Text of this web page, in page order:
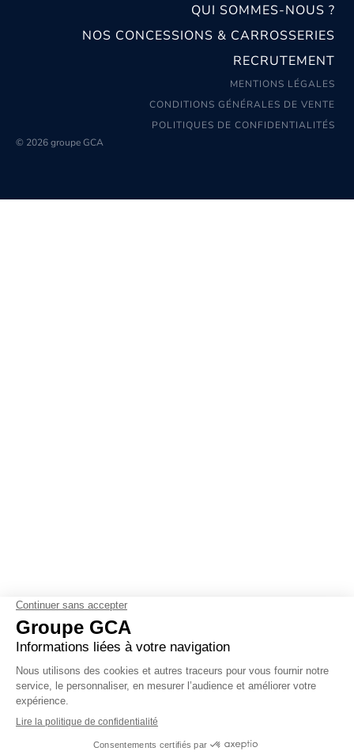
QUI SOMMES-NOUS ?
NOS CONCESSIONS & CARROSSERIES
RECRUTEMENT
MENTIONS LÉGALES
CONDITIONS GÉNÉRALES DE VENTE
POLITIQUES DE CONFIDENTIALITÉS
© 2026 groupe GCA